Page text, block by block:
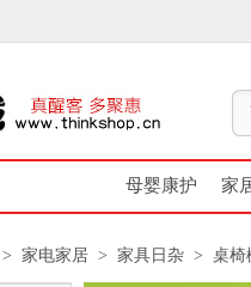
母婴康护 家
> 家电家居 > 家具日杂 > 桌椅